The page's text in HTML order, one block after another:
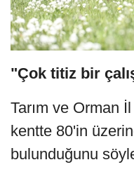
"Çok titiz bir
Tarım ve Orman
kentte 80'in
bulunduğunu